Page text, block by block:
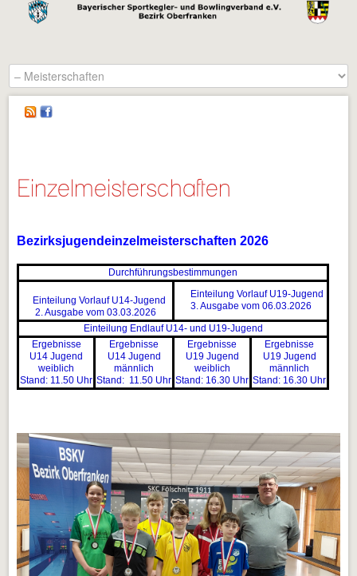
Einzelmeisterschaften
Bezirksjugendeinzelmeisterschaften 2026
Durchführungsbestimmungen
Einteilung Vorlauf U14-Jugend
2. Ausgabe vom 03.03.2026
Einteilung Vorlauf U19-Jugend
3. Ausgabe vom 06.03.2026
Einteilung Endlauf U14- und U19-Jugend
Ergebnisse
U14 Jugend
weiblich
Stand: 11.50 Uhr
Ergebnisse
U14 Jugend
männlich
Stand: 11.50 Uhr
Ergebnisse
U19 Jugend
weiblich
Stand: 16.30 Uhr
Ergebnisse
U19 Jugend
männlich
Stand: 16.30 Uhr